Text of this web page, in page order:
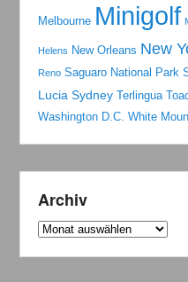
Melbourne Minigolf
Helens New Orleans New
Reno Saguaro National Park
Lucia Sydney Terlingua
Washington D.C. White
Archiv
Archiv